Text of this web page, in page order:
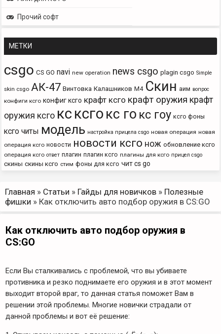
Прочий софт
МЕТКИ
csgo CS GO navi new operation news csgo plagin csgo Simple
skin csgo АК-47 Винтовка Калашников М4 Скин аим вопрос
конфиги ксго конфиг ксго крафт ксго крафт оружия крафт
оружия ксго кс ксго кс го кс гоу ксго фоны
ксго читы модель настройка прицела csgo новая операция новая
операция ксго новости новости ксго нож обновление ксго
операция ксго ответ плагин плагин ксго плагины для ксго прицел csgo
скины скины ксго стим фоны для ксго чит cs go
Главная » Статьи » Гайды для новичков » Полезные
фишки » Как отключить авто подбор оружия в CS:GO
Как отключить авто подбор оружия в
CS:GO
Если Вы сталкивались с проблемой, что вы убиваете
противника и резко поднимаете его оружия и в этот момент
выходит второй враг, то данная статья поможет Вам в
решении этой проблемы. Многие новички страдали от
данной проблемы и вот её решение: